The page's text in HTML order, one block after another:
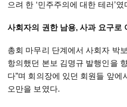
으려 한 ‘민주주의에 대한 테러’였
사회자의 권한 남용, 사과 요구로
총회 마무리 단계에서 사회자 박
항의했던 본보 김명규 발행인을
다”며 회의장에 있던 회원들 앞에
오만을 보였다.